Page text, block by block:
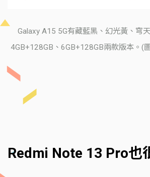
Galaxy A15 5G有藏藍黑、幻光黃、穹
4GB+128GB、6GB+128GB兩款版本。(
Redmi Note 13 Pro也